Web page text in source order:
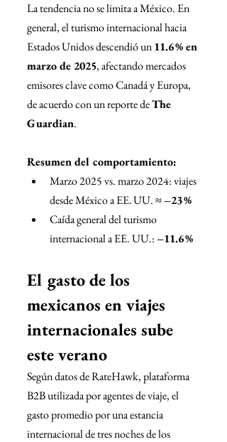
La tendencia no se limita a México. En
general, el turismo internacional hacia
Estados Unidos descendió un 11.6 % en
marzo de 2025, afectando mercados
emisores clave como Canadá y Europa,
de acuerdo con un reporte de The
Guardian.
Resumen del comportamiento:
Marzo 2025 vs. marzo 2024: viajes
desde México a EE. UU. ≈ –23 %
Caída general del turismo
internacional a EE. UU.: –11.6 %
El gasto de los
mexicanos en viajes
internacionales sube
este verano
Según datos de RateHawk, plataforma
B2B utilizada por agentes de viaje, el
gasto promedio por una estancia
internacional de tres noches de los